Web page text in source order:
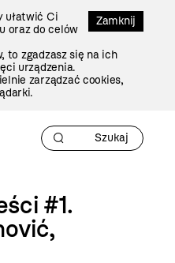
Zamknij
ułatwić Ci
oraz do celów
to zgadzasz się na ich
urządzenia.
zarządzać cookies,
#1.